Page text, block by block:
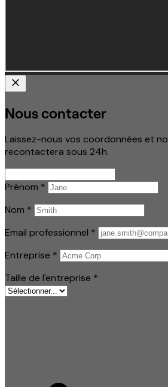
Nous contacter
Laissez-nous vos coordonnées et
recontactera sous 24h.
Prénom *
Nom *
Email professionnel *
Entreprise *
Taille de l'entreprise *